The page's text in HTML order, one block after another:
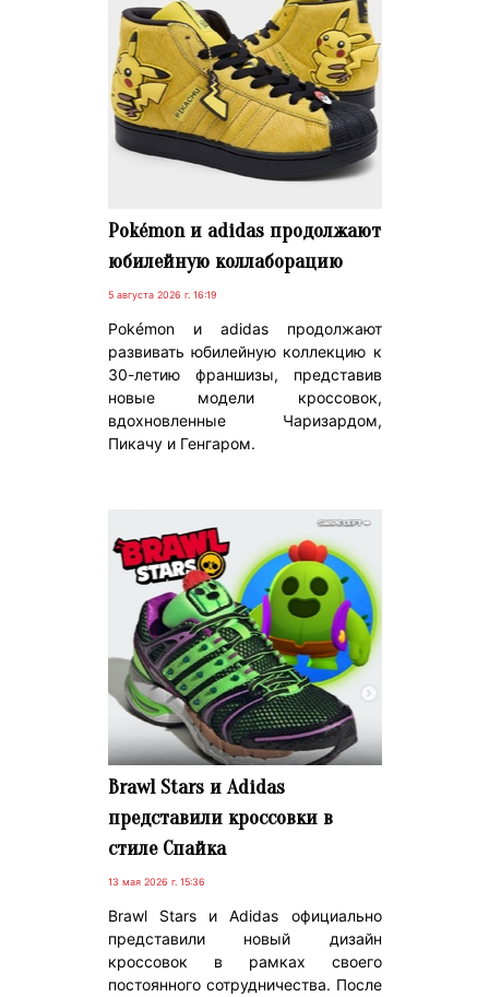
Pokémon и adidas продолжают
юбилейную коллаборацию
5 августа 2026 г. 16:19
Pokémon и adidas продолжают
развивать юбилейную коллекцию к
30-летию франшизы, представив
новые модели кроссовок,
вдохновленные Чаризардом,
Пикачу и Генгаром.
Brawl Stars и Adidas
представили кроссовки в
стиле Спайка
13 мая 2026 г. 15:36
Brawl Stars и Adidas официально
представили новый дизайн
кроссовок в рамках своего
постоянного сотрудничества. После